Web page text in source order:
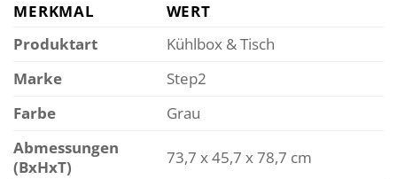
MERKMAL
WERT
Produktart
Kühlbox & Tisch
Marke
Step2
Farbe
Grau
Abmessungen
(BxHxT)
73,7 x 45,7 x 78,7 cm